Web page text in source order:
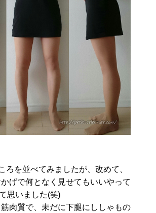
ろを並べてみましたが、改めて、
げで何となく見せてもいいやって
思いました(笑)
肉質で、未だに下腿にししゃもの